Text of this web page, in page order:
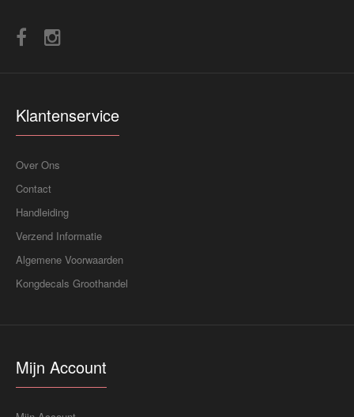
Klantenservice
Over Ons
Contact
Handleiding
Verzend Informatie
Algemene Voorwaarden
Kongdecals Groothandel
Mijn Account